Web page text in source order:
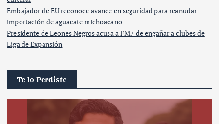
Embajador de EU reconoce avance en seguridad para reanudar
importación de aguacate michoacano
Presidente de Leones Negros acusa a FMF de engañar a clubes de
Liga de Expansión
Te lo Perdiste